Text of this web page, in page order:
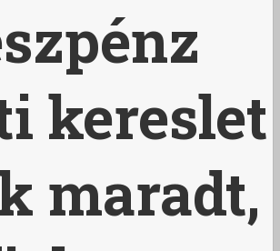
kereslet
maradt,